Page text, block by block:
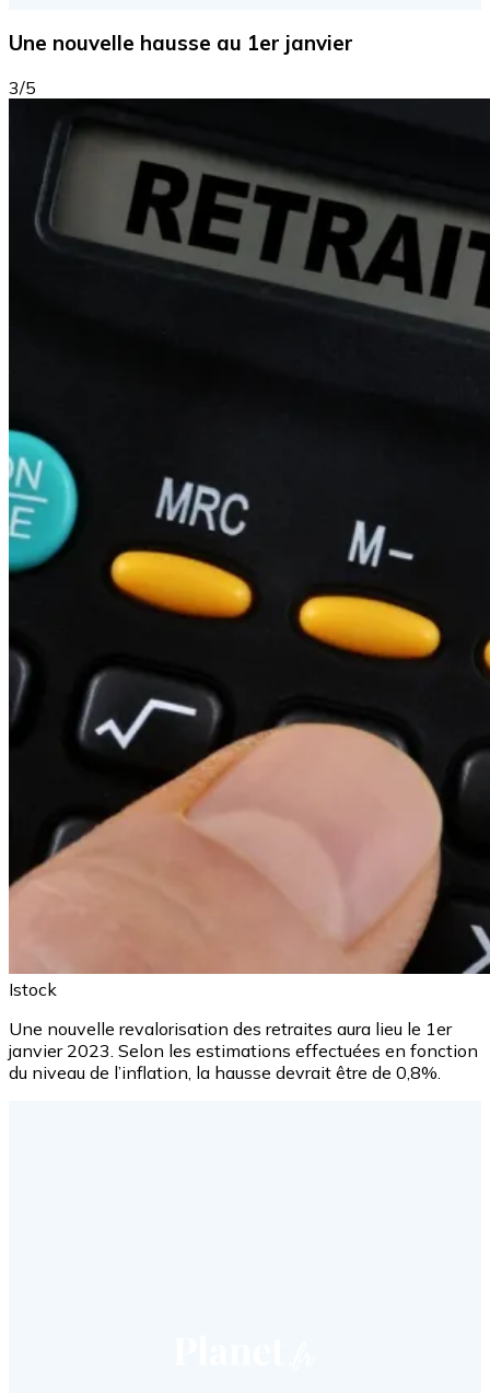
Une nouvelle hausse au 1er janvier
3/5
Istock
Une nouvelle revalorisation des retraites aura lieu le 1er
janvier 2023. Selon les estimations effectuées en fonction
du niveau de l’inflation, la hausse devrait être de 0,8%.